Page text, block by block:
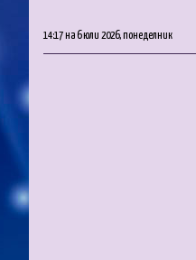
14:17 на 6 юли 2026, понеделник